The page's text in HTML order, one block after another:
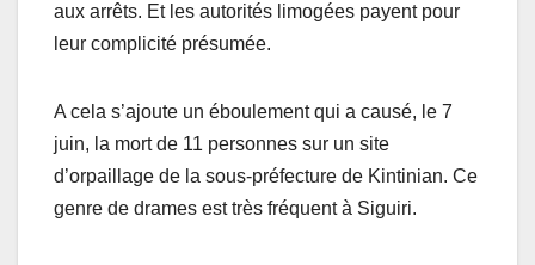
aux arrêts. Et les autorités limogées payent pour
leur complicité présumée.
A cela s’ajoute un éboulement qui a causé, le 7
juin, la mort de 11 personnes sur un site
d’orpaillage de la sous-préfecture de Kintinian. Ce
genre de drames est très fréquent à Siguiri.